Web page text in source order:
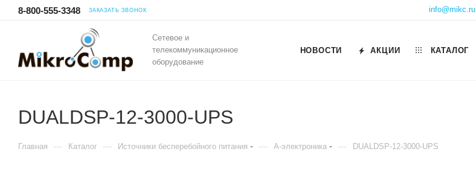
8-800-555-3348 ЗАКАЗАТЬ ЗВОНОК info@mikc.ru
Сетевое и
телекоммуникационное
оборудование
НОВОСТИ АКЦИИ КАТАЛОГ
DUALDSP-12-3000-UPS
Главная — Каталог — Источники бесперебойного питания — А-электроника — DUALDSP-12-3000-UPS